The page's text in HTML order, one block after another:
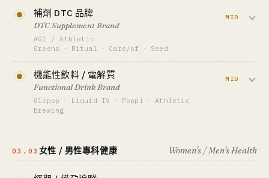
醫療專業人士 + 資本側 · 個人勿入
查看深度分析 →
標竿 · BENCHMARK
Curology 估值 $1.4B（2023）· Apostrophe
最適合 · BEST FIT
醫療專業人士 + 資本側
資金底線 · CAPITAL
$200K-2M
GTM · SALES MOTION
標竿 · BENCHMARK
SimplePractice $200M+ ARR · Headway 估值
最適合 · BEST FIT
補劑 DTC 品牌
DTC Supplement Brand
AG1 / Athletic
Greens
· Ritual · Care/of · Seed
Joe Rogan / Tim Ferriss 播客代言做到
$600M+ ARR — 內容播客付費是這條賽道
的 GTM 聖盃。
GTM · SALES MOTION
MID
機能性飲料 / 電解質
Functional Drink Brand
Olipop · Liquid IV · Poppi ·
Athletic
Brewing
$1.85B，Liquid IV 被 Unilever 收購證明退
MID
03.03 女性 / 男性專科健康 Women's / Men's Health